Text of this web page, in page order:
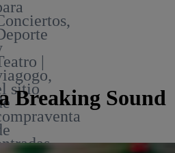
|
sitio
Breaking Sound